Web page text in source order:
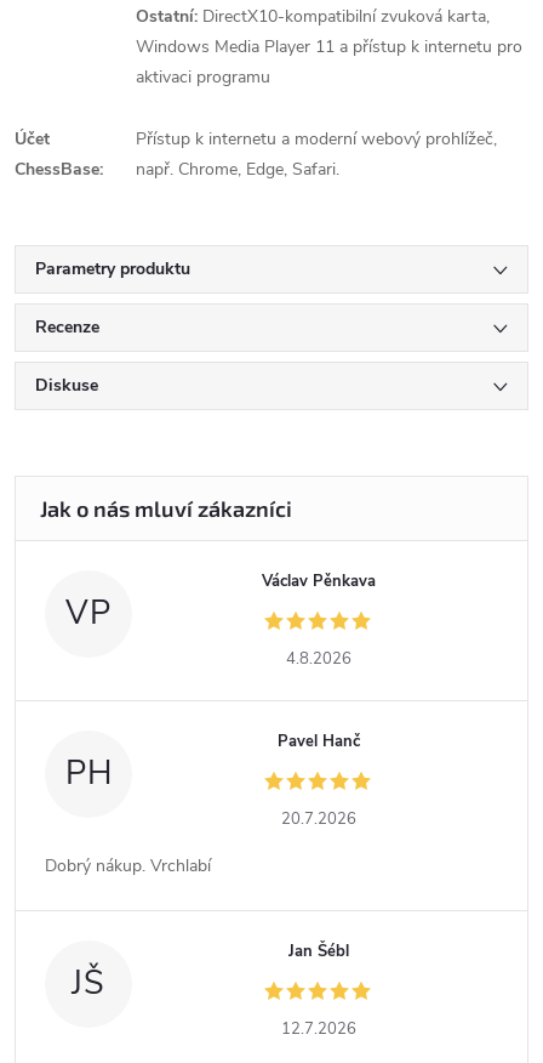
Ostatní: DirectX10-kompatibilní zvuková karta,
Windows Media Player 11 a přístup k internetu pro
aktivaci programu
Účet
ChessBase:
Přístup k internetu a moderní webový prohlížeč,
např. Chrome, Edge, Safari.
Parametry produktu
Recenze
Diskuse
VP
Václav Pěnkava
4.8.2026
PH
Pavel Hanč
20.7.2026
Dobrý nákup. Vrchlabí
JŠ
Jan Šébl
12.7.2026